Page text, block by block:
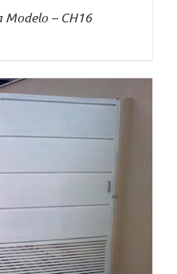
Modelo – CH16